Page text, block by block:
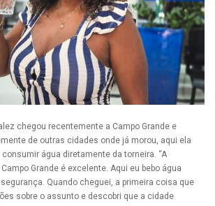
chegou recentemente a Campo Grande e
de outras cidades onde já morou, aqui ela
água diretamente da torneira. “A
Grande é excelente. Aqui eu bebo água
Quando cheguei, a primeira coisa que
sobre o assunto e descobri que a cidade